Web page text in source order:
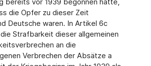
die Opfer zu dieser Zeit
Deutsche waren. In Artikel 6c
Strafbarkeit dieser allgemeinen
an die
Verbrechen der Absätze a